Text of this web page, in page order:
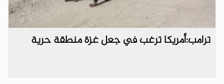
ترامب:أمريكا ترغب في جعل غزة منطقة حرية